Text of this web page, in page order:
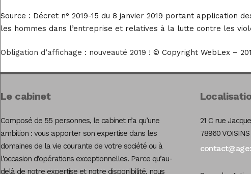
Source : Décret n° 2019-15 du 8 janvier 2019 portant application
les hommes dans l’entreprise et relatives à la lutte contre les
Obligation d’affichage : nouveauté 2019 ! © Copyright WebLex –
Le cabinet
Composé de 55 personnes, le cabinet n’a qu’une
ambition : vous apporter son expertise dans les
domaines de la vie courante de votre société ou à
l’occasion d’opérations exceptionnelles. Parce qu’au-
delà de notre expertise et notre disponibilité, nous
21 C rue
78960